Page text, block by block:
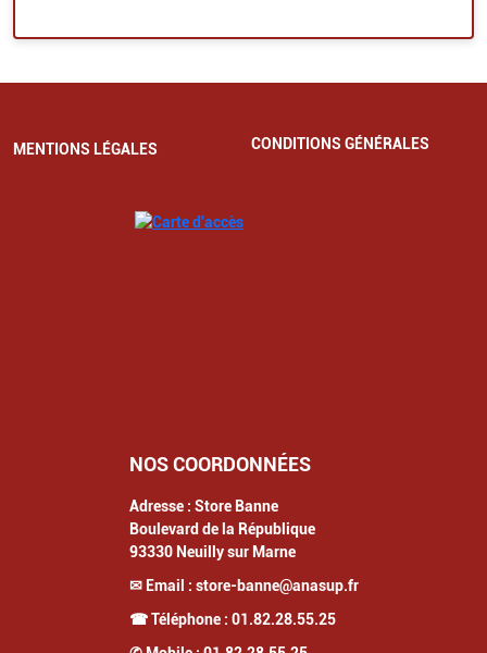
MENTIONS LÉGALES CONDITIONS GÉNÉRALES
NOS COORDONNÉES
Adresse : Store Banne
Boulevard de la République
93330 Neuilly sur Marne
✉ Email : store-banne@anasup.fr
☎ Téléphone : 01.82.28.55.25